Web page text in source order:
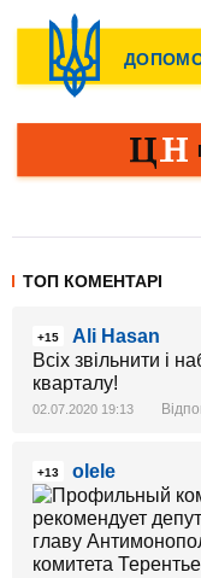
ТОП КОМЕНТАРІ
+15
Ali Hasan
Всіх звільнити і
кварталу!
02.07.2020 19:13
+13 olele